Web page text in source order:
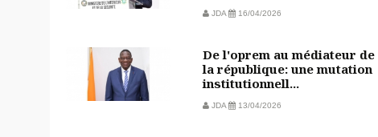
JDA 16/04/2026
De l'oprem au médiateur de
la république: une mutation
institutionnell...
JDA 13/04/2026